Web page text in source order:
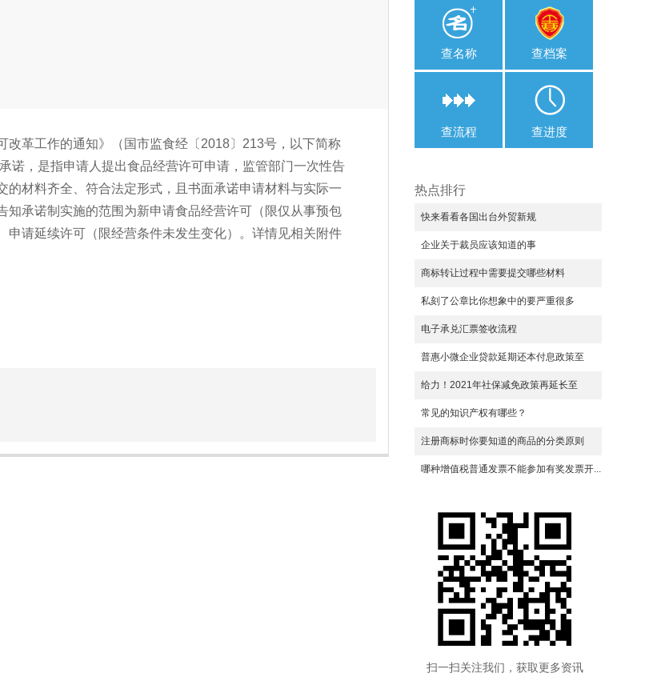
革工作的通知》（国市监食经〔2018〕213号，以下简称
诺，是指申请人提出食品经营许可申请，监管部门一次性告
材料齐全、符合法定形式，且书面承诺申请材料与实际一
承诺制实施的范围为新申请食品经营许可（限仅从事预包
请延续许可（限经营条件未发生变化）。详情见相关附件
查名称 查档案
查流程 查进度
热点排行
快来看看各国出台外贸新规
企业关于裁员应该知道的事
商标转让过程中需要提交哪些材料
私刻了公章比你想象中的要严重很多
电子承兑汇票签收流程
普惠小微企业贷款延期还本付息政策至
20...
给力！2021年社保减免政策再延长至
2022...
常见的知识产权有哪些？
注册商标时你要知道的商品的分类原则
哪种增值税普通发票不能参加有奖发票开...
扫一扫关注我们，获取更多资讯